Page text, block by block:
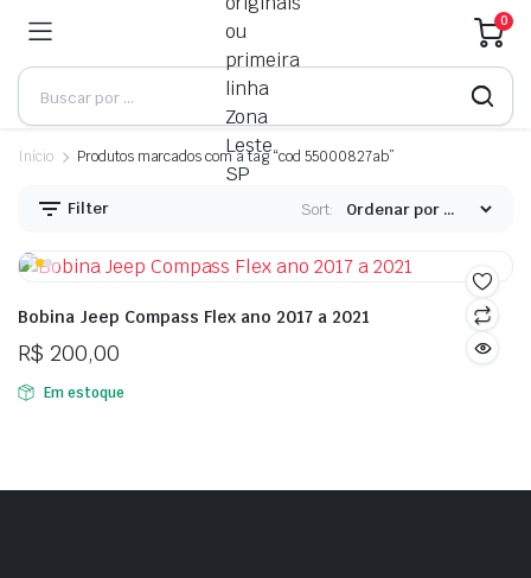
0
Início Produtos marcados com a tag “cod 55000827ab”
Filter Sort:
Bobina Jeep Compass Flex ano 2017 a 2021
R$ 200,00
Em estoque